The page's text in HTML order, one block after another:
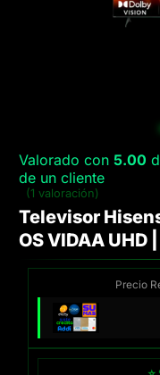
Valorado con 5.00
de un cliente
(1 valoración)
Televisor
OS VIDAA UHD
Precio